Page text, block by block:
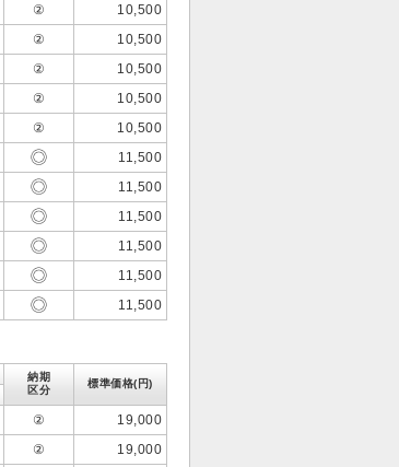
②
10,500
②
10,500
②
10,500
②
10,500
②
10,500
11,500
11,500
11,500
11,500
11,500
11,500
納期
区分
標準価格(円)
②
19,000
②
19,000